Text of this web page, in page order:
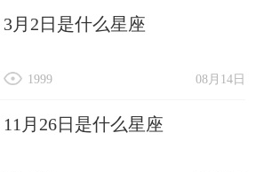
3月2日是什么星座
08月14日
1999
11月26日是什么星座